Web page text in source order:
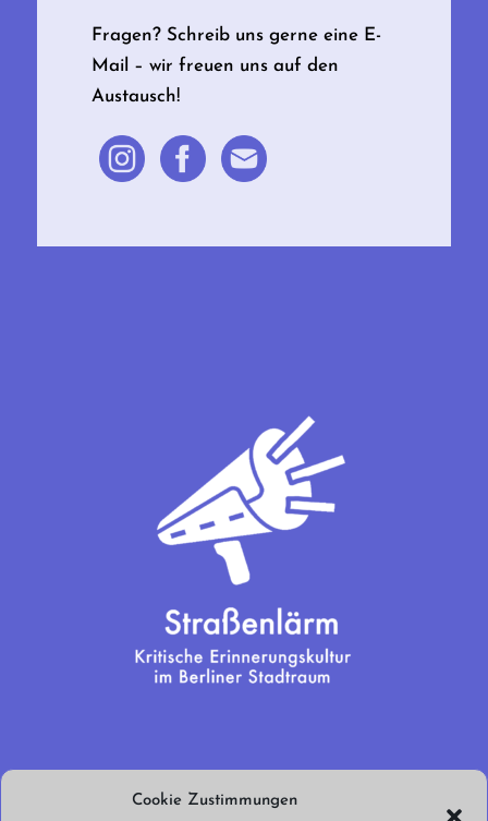
Cookie Zustimmungen
Fragen? Schreib uns gerne eine E-
Mail – wir freuen uns auf den
Austausch!
euren Support!